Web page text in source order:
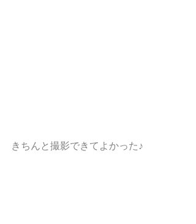
きちんと撮影できてよかった♪